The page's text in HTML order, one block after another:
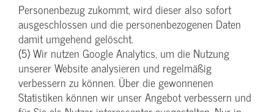
Personenbezug zukommt, wird dieser also sofort
ausgeschlossen und die personenbezogenen Daten
damit umgehend gelöscht.
(5) Wir nutzen Google Analytics, um die Nutzung
unserer Website analysieren und regelmäßig
verbessern zu können. Über die gewonnenen
Statistiken können wir unser Angebot verbessern und